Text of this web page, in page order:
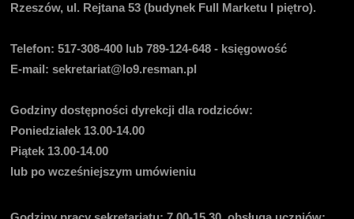
Rzeszów, ul. Rejtana 53 (budynek Full Marketu I piętro).
Telefon:517-308-400 lub 789-124-648 - księgowość
E-mail: sekretariat@lo9.resman.pl
Godziny dostępności dyrekcji dla rodziców:
Poniedziałek 13.00-14.00
Piątek 13.00-14.00
lub po wcześniejszym umówieniu